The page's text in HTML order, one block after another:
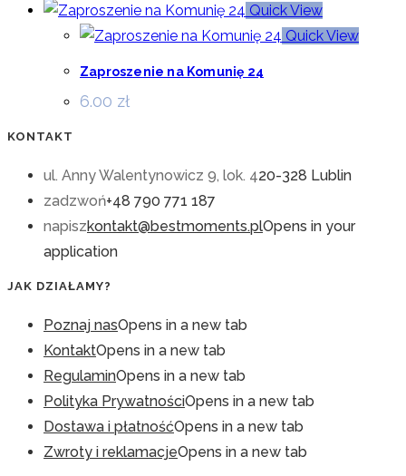
Quick View
Quick View
Zaproszenie na Komunię 24
6.00 zł
KONTAKT
ul. Anny Walentynowicz 9, lok. 420-328 Lublin
zadzwoń+48 790 771 187
napiszkontakt@bestmoments.plOpens in your
application
JAK DZIAŁAMY?
Poznaj nasOpens in a new tab
KontaktOpens in a new tab
RegulaminOpens in a new tab
Polityka PrywatnościOpens in a new tab
Dostawa i płatnośćOpens in a new tab
Zwroty i reklamacjeOpens in a new tab